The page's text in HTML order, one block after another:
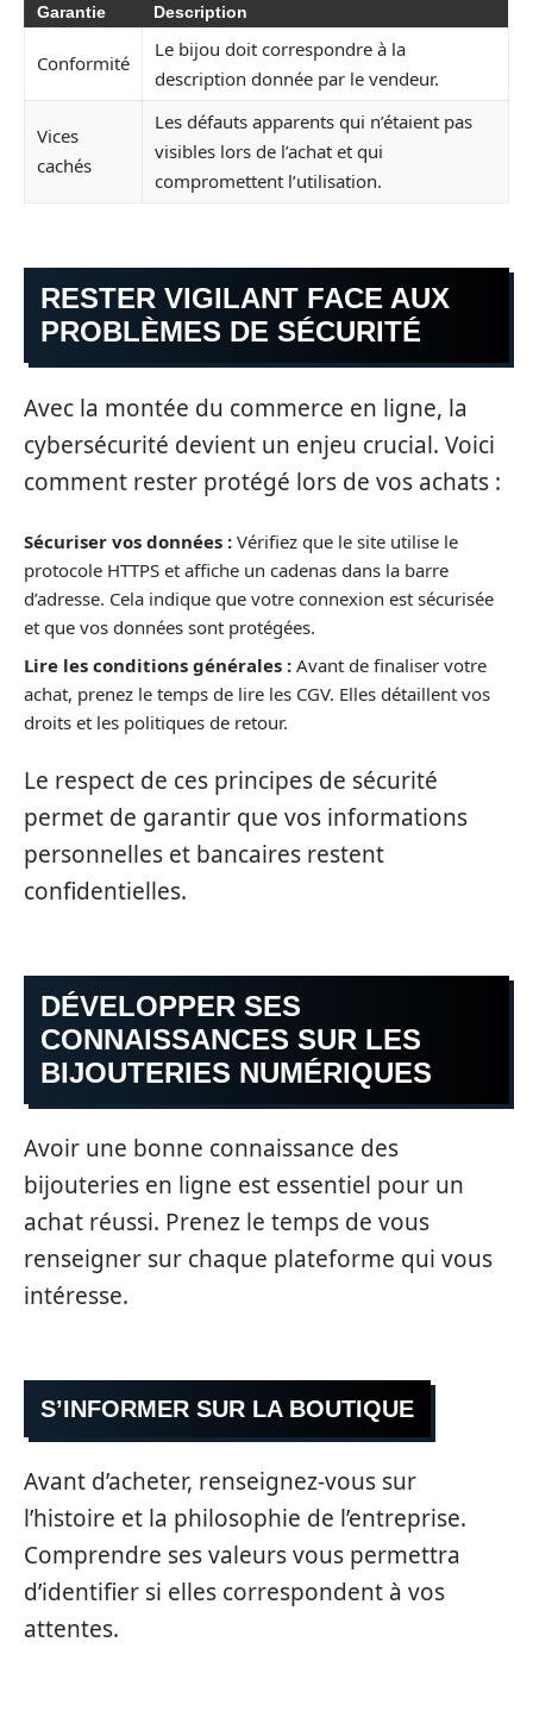
Garantie Description
Conformité
Le bijou doit correspondre à la
description donnée par le vendeur.
Vices
cachés
Les défauts apparents qui n’étaient pas
visibles lors de l’achat et qui
compromettent l’utilisation.
RESTER VIGILANT FACE AUX
PROBLÈMES DE SÉCURITÉ
Avec la montée du commerce en ligne, la
cybersécurité devient un enjeu crucial. Voici
comment rester protégé lors de vos achats :
Sécuriser vos données : Vérifiez que le site utilise le
protocole HTTPS et affiche un cadenas dans la barre
d’adresse. Cela indique que votre connexion est sécurisée
et que vos données sont protégées.
Lire les conditions générales : Avant de finaliser votre
achat, prenez le temps de lire les CGV. Elles détaillent vos
droits et les politiques de retour.
Le respect de ces principes de sécurité
permet de garantir que vos informations
personnelles et bancaires restent
confidentielles.
DÉVELOPPER SES
CONNAISSANCES SUR LES
BIJOUTERIES NUMÉRIQUES
Avoir une bonne connaissance des
bijouteries en ligne est essentiel pour un
achat réussi. Prenez le temps de vous
renseigner sur chaque plateforme qui vous
intéresse.
S’INFORMER SUR LA BOUTIQUE
Avant d’acheter, renseignez-vous sur
l’histoire et la philosophie de l’entreprise.
Comprendre ses valeurs vous permettra
d’identifier si elles correspondent à vos
attentes.